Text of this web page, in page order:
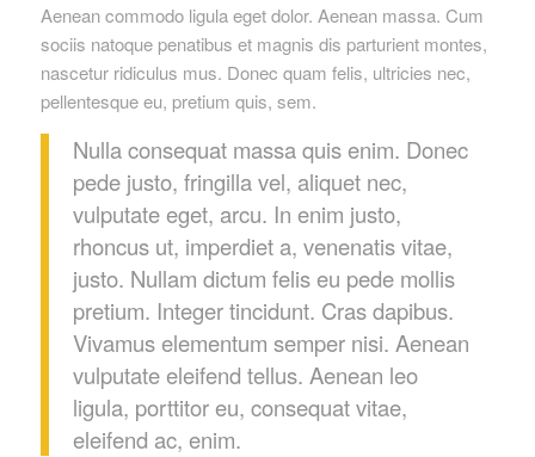
Aenean commodo ligula eget dolor. Aenean massa. Cum
sociis natoque penatibus et magnis dis parturient montes,
nascetur ridiculus mus. Donec quam felis, ultricies nec,
pellentesque eu, pretium quis, sem.
Nulla consequat massa quis enim. Donec
pede justo, fringilla vel, aliquet nec,
vulputate eget, arcu. In enim justo,
rhoncus ut, imperdiet a, venenatis vitae,
justo. Nullam dictum felis eu pede mollis
pretium. Integer tincidunt. Cras dapibus.
Vivamus elementum semper nisi. Aenean
vulputate eleifend tellus. Aenean leo
ligula, porttitor eu, consequat vitae,
eleifend ac, enim.